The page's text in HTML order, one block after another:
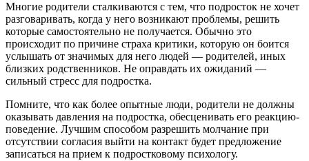
Многие родители сталкиваются с тем, что подросток не хочет
разговаривать, когда у него возникают проблемы, решить
которые самостоятельно не получается. Обычно это
происходит по причине страха критики, которую он боится
услышать от значимых для него людей — родителей, иных
близких родственников. Не оправдать их ожиданий —
сильный стресс для подростка.
Помните, что как более опытные люди, родители не должны
оказывать давления на подростка, обесценивать его реакцию-
поведение. Лучшим способом разрешить молчание при
отсутствии согласия выйти на контакт будет предложение
записаться на прием к подростковому психологу.